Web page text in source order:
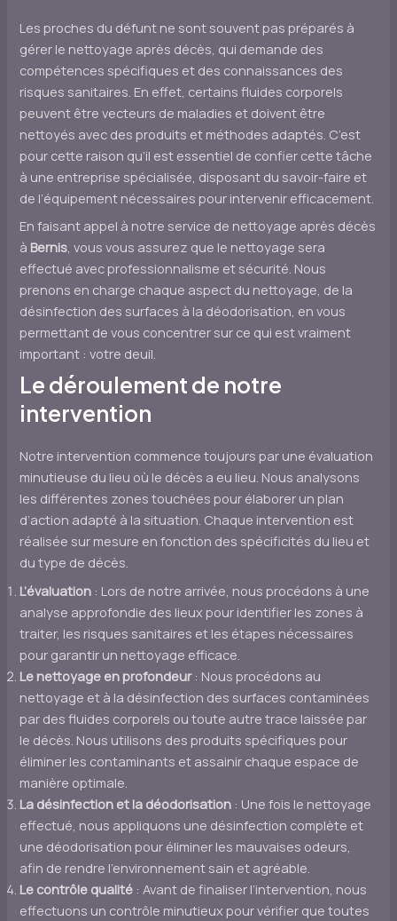
Les proches du défunt ne sont souvent pas préparés à
gérer le nettoyage après décès, qui demande des
compétences spécifiques et des connaissances des
risques sanitaires. En effet, certains fluides corporels
peuvent être vecteurs de maladies et doivent être
nettoyés avec des produits et méthodes adaptés. C’est
pour cette raison qu’il est essentiel de confier cette tâche
à une entreprise spécialisée, disposant du savoir-faire et
de l’équipement nécessaires pour intervenir efficacement.
En faisant appel à notre service de nettoyage après décès
à Bernis, vous vous assurez que le nettoyage sera
effectué avec professionnalisme et sécurité. Nous
prenons en charge chaque aspect du nettoyage, de la
désinfection des surfaces à la déodorisation, en vous
permettant de vous concentrer sur ce qui est vraiment
important : votre deuil.
Le déroulement de notre
intervention
Notre intervention commence toujours par une évaluation
minutieuse du lieu où le décès a eu lieu. Nous analysons
les différentes zones touchées pour élaborer un plan
d’action adapté à la situation. Chaque intervention est
réalisée sur mesure en fonction des spécificités du lieu et
du type de décès.
L’évaluation : Lors de notre arrivée, nous procédons à une
analyse approfondie des lieux pour identifier les zones à
traiter, les risques sanitaires et les étapes nécessaires
pour garantir un nettoyage efficace.
Le nettoyage en profondeur: Nous procédons au
nettoyage et à la désinfection des surfaces contaminées
par des fluides corporels ou toute autre trace laissée par
le décès. Nous utilisons des produits spécifiques pour
éliminer les contaminants et assainir chaque espace de
manière optimale.
La désinfection et la déodorisation : Une fois le nettoyage
effectué, nous appliquons une désinfection complète et
une déodorisation pour éliminer les mauvaises odeurs,
afin de rendre l’environnement sain et agréable.
Le contrôle qualité : Avant de finaliser l’intervention, nous
effectuons un contrôle minutieux pour vérifier que toutes